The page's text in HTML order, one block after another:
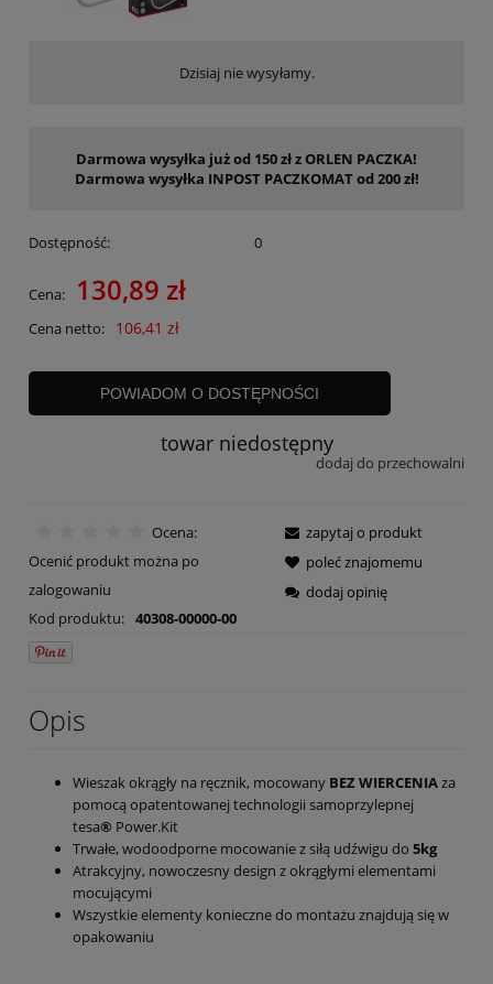
Dzisiaj nie wysyłamy.
Darmowa wysyłka już od 150 zł z ORLEN PACZKA!
Darmowa wysyłka INPOST PACZKOMAT od 200 zł!
Dostępność: 0
Cena: 130,89 zł
Cena netto: 106,41 zł
POWIADOM O DOSTĘPNOŚCI
towar niedostępny
dodaj do przechowalni
Ocena:
Ocenić produkt można po
zalogowaniu
Kod produktu: 40308-00000-00
zapytaj o produkt
poleć znajomemu
dodaj opinię
Opis
Wieszak okrągły na ręcznik, mocowany BEZ WIERCENIAza
pomocą opatentowanej technologii samoprzylepnej
tesa® Power.Kit
Trwałe, wodoodporne mocowanie z siłą udźwigu do 5kg
Atrakcyjny, nowoczesny design z okrągłymi elementami
mocującymi
Wszystkie elementy konieczne do montażu znajdują się w
opakowaniu